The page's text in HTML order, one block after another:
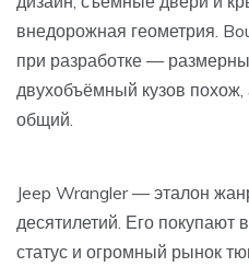
внедорожная геометрия.
при разработке —
двухобъёмный кузов похож,
общий.
Jeep Wrangler — эталон
десятилетий. Его покупают
статус и огромный рынок